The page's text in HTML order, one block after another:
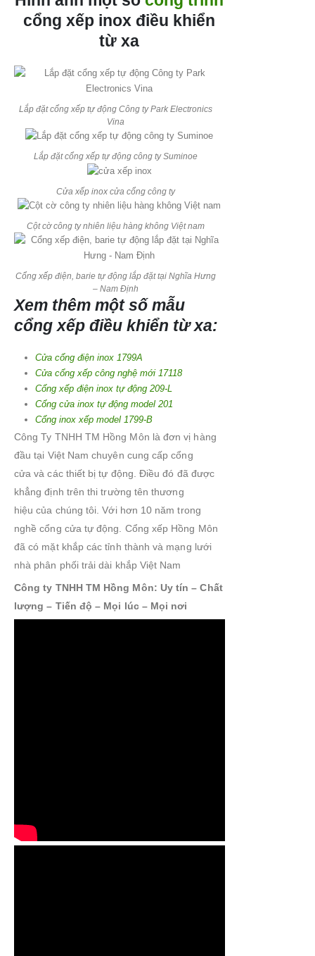
cổng xếp inox điều khiển
từ xa
Lắp đặt cổng xếp tự động Công ty Park Electronics
Vina
Lắp đặt cổng xếp tự động công ty Suminoe
Cửa xếp inox cửa cổng công ty
Cột cờ công ty nhiên liệu hàng không Việt nam
Cổng xếp điện, barie tự động lắp đặt tại Nghĩa Hưng
– Nam Định
Xem thêm một số mẫu
cổng xếp điều khiển từ xa:
Cửa cổng điện inox 1799A
Cửa cổng xếp công nghệ mới 17118
Cổng xếp điện inox tự động 209-L
Cổng cửa inox tự động model 201
Cổng inox xếp model 1799-B
Công Ty TNHH TM Hồng Môn là đơn vị hàng
đầu tại Việt Nam chuyên cung cấp cổng
cửa và các thiết bị tự động. Điều đó đã được
khẳng định trên thi trường tên thương
hiệu của chúng tôi. Với hơn 10 năm trong
nghề cổng cửa tự động. Cổng xếp Hồng Môn
đã có mặt khắp các tỉnh thành và mạng lưới
nhà phân phối trải dài khắp Việt Nam
Công ty TNHH TM Hồng Môn: Uy tín – Chất
lượng – Tiến độ – Mọi lúc – Mọi nơi